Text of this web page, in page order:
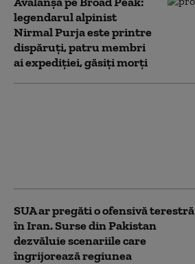
legendarul alpinist
Nirmal Purja este printre
dispăruți, patru membri
ai expediției, găsiți morți
SUA ar pregăti o ofensivă terestră
în Iran. Surse din Pakistan
dezvăluie scenariile care
îngrijorează regiunea